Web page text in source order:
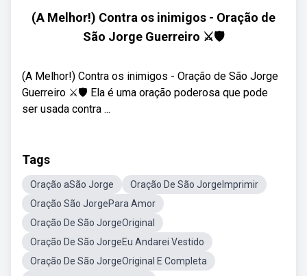
(A Melhor!) Contra os inimigos - Oração de
São Jorge Guerreiro ⚔️🛡️
(A Melhor!) Contra os inimigos - Oração de São Jorge
Guerreiro ⚔️🛡️ Ela é uma oração poderosa que pode
ser usada contra ...
Tags
Oração aSão Jorge
Oração De São JorgeImprimir
Oração São JorgePara Amor
Oração De São JorgeOriginal
Oração De São JorgeEu Andarei Vestido
Oração De São JorgeOriginal E Completa